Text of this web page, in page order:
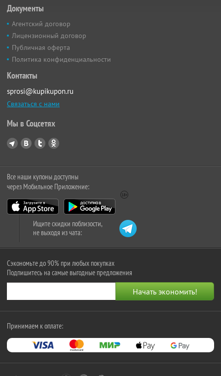
Документы
Агентский договор
Лицензионный договор
Публичная оферта
Политика конфиденциальности
Контакты
sprosi@kupikupon.ru
Связаться с нами
Мы в Соцсетях
Все наши купоны доступны
через Мобильное Приложение:
Ищите скидки поблизости,
не выходя из чата:
Сэкономьте до 90% при любых покупках
Подпишитесь на самые выгодные предложения
Принимаем к оплате: